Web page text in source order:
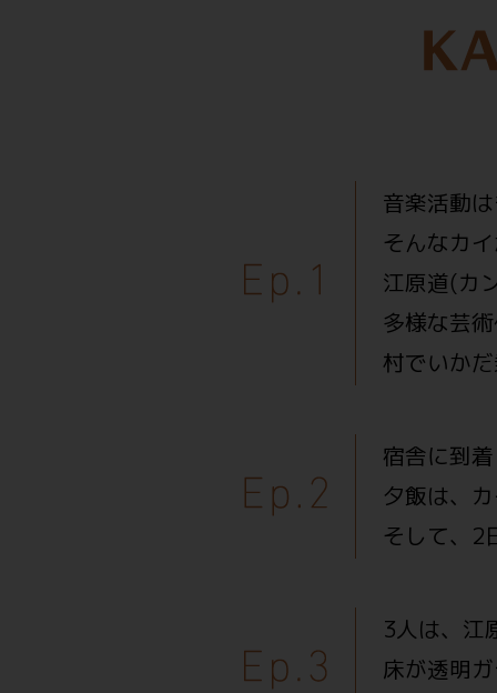
音楽活動
そんなカ
江原道(カ
多様な芸
村でいか
宿舎に到
夕飯は、
そして、2
3人は、江
床が透明